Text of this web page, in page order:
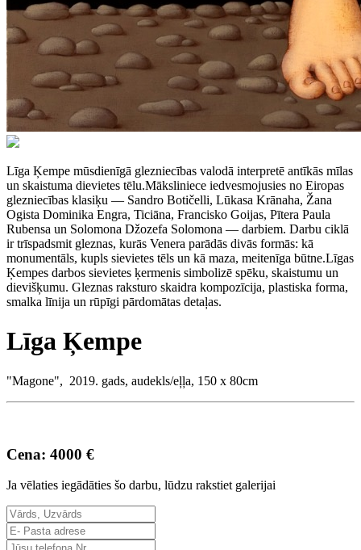
Līga Ķempe mūsdienīgā glezniecības valodā interpretē antīkās mīlas
un skaistuma dievietes tēlu.Māksliniece iedvesmojusies no Eiropas
glezniecības klasiķu — Sandro Botičelli, Lūkasa Krānaha, Žana
Ogista Dominika Engra, Ticiāna, Francisko Goijas, Pītera Paula
Rubensa un Solomona Džozefa Solomona — darbiem. Darbu ciklā
ir trīspadsmit gleznas, kurās Venera parādās divās formās: kā
monumentāls, kupls sievietes tēls un kā maza, meitenīga būtne.Līgas
Ķempes darbos sievietes ķermenis simbolizē spēku, skaistumu un
dievišķumu. Gleznas raksturo skaidra kompozīcija, plastiska forma,
smalka līnija un rūpīgi pārdomātas detaļas.
Līga Ķempe
"Magone", 2019. gads, audekls/eļļa, 150 x 80cm
Cena: 4000 €
Ja vēlaties iegādāties šo darbu, lūdzu rakstiet galerijai